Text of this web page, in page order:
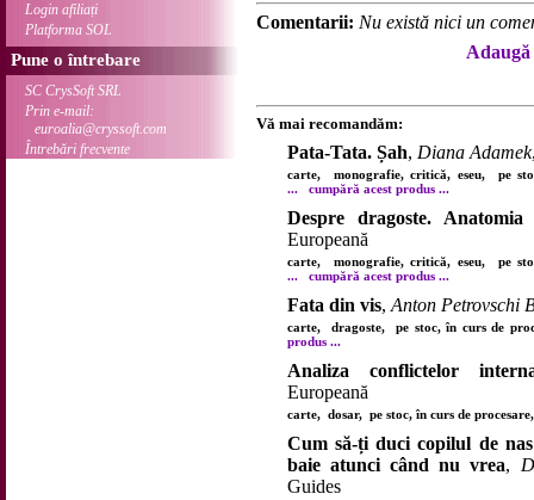
Login afiliați
Platforma SOL
Pune o întrebare
SC CrysSoft SRL
Prin e-mail:
euroalia@cryssoft.com
Întrebări frecvente
Comentarii: Nu există nici un
Vă mai recomandăm:
Pata-Tata. Șah, Diana Adamek
carte, monografie, critică, eseu, pe
...
cumpără acest produs ...
Despre dragoste.
Europeană
carte, monografie, critică, eseu, pe
...
cumpără acest produs ...
Fata din vis, Anton Petrovschi
carte, dragoste, pe stoc, în curs de
produs ...
Analiza conflictelor
Europeană
carte, dosar, pe stoc, în curs de
Cum să-ți duci copilul de
baie atunci când nu vrea,
Guides